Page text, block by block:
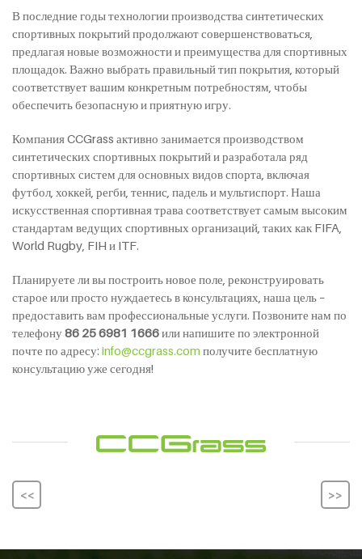
В последние годы технологии производства синтетических
спортивных покрытий продолжают совершенствоваться,
предлагая новые возможности и преимущества для спортивных
площадок. Важно выбрать правильный тип покрытия, который
соответствует вашим конкретным потребностям, чтобы
обеспечить безопасную и приятную игру.
Компания CCGrass активно занимается производством
синтетических спортивных покрытий и разработала ряд
спортивных систем для основных видов спорта, включая
футбол, хоккей, регби, теннис, падель и мультиспорт. Наша
искусственная спортивная трава соответствует самым высоким
стандартам ведущих спортивных организаций, таких как FIFA,
World Rugby, FIH и ITF.
Планируете ли вы построить новое поле, реконструировать
старое или просто нуждаетесь в консультациях, наша цель –
предоставить вам профессиональные услуги. Позвоните нам по
телефону86 25 6981 1666или напишите по электронной
почте по адресу: info@ccgrass.com получите бесплатную
консультацию уже сегодня!
<< >>